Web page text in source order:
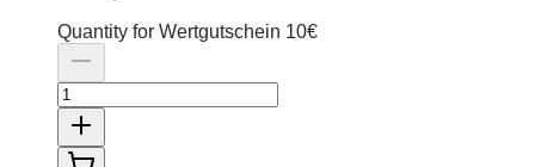
Quantity for Wertgutschein 10€